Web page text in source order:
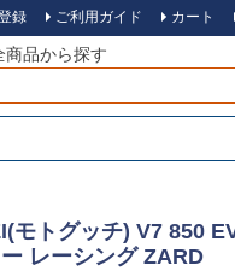
録 ご利用ガイド カート
商品から探す
モトグッチ) V7 850
レーシング ZARD